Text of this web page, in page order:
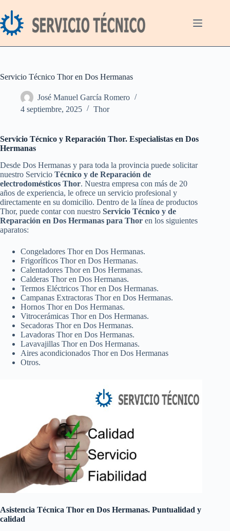
al
contenido
Servicio Técnico Thor en Dos Hermanas
José Manuel García Romero
4 septiembre, 2025
Thor
Servicio Técnico y Reparación Thor. Especialistas en Dos
Hermanas
Desde Dos Hermanas y para toda la provincia puede solicitar
nuestro Servicio Técnico y de Reparación de
electrodomésticos Thor. Nuestra empresa con más de 20
años de experiencia, le ofrece un servicio profesional y
directamente en su domicilio. Dentro de la línea de productos
Thor, puede contar con nuestro Servicio Técnico y de
Reparación en Dos Hermanas para Thor en los siguientes
aparatos:
Congeladores Thor en Dos Hermanas.
Frigoríficos Thor en Dos Hermanas.
Calentadores Thor en Dos Hermanas.
Calderas Thor en Dos Hermanas.
Termos Eléctricos Thor en Dos Hermanas.
Campanas Extractoras Thor en Dos Hermanas.
Hornos Thor en Dos Hermanas.
Vitrocerámicas Thor en Dos Hermanas.
Secadoras Thor en Dos Hermanas.
Lavadoras Thor en Dos Hermanas.
Lavavajillas Thor en Dos Hermanas.
Aires acondicionados Thor en Dos Hermanas
Otros.
Asistencia Técnica Thor en Dos Hermanas. Puntualidad y
calidad